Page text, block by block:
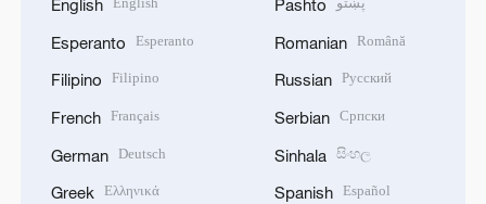
English
Esperanto Esperanto
Filipino Filipino
French Français
German Deutsch
Greek Ελληνικά
Pashto
Romanian Română
Russian Русский
Serbian Српски
Sinhala සිංහල
Spanish Español